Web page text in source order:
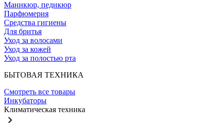
Маникюр, педикюр
Парфюмерия
Средства гигиены
Для бритья
Уход за волосами
Уход за кожей
Уход за полостью рта
БЫТОВАЯ ТЕХНИКА
Смотреть все товары
Инкубаторы
Климатическая техника